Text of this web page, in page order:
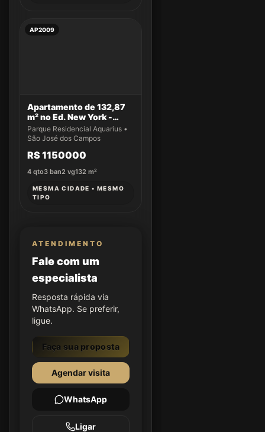
AP2009
Apartamento de 132,87
m² no Ed. New York -
Apto 14
Parque Residencial Aquarius •
São José dos Campos
R$ 1150000
4 qto3 ban2 vg132 m²
MESMA CIDADE • MESMO
TIPO
ATENDIMENTO
Fale com um
especialista
Resposta rápida via
WhatsApp. Se preferir,
ligue.
Faça sua proposta
Agendar visita
WhatsApp
Ligar